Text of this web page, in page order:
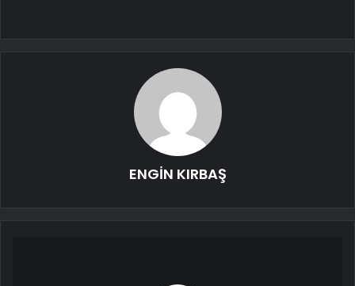
ENGİN KIRBAŞ